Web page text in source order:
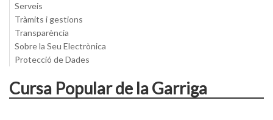
Serveis
Tràmits i gestions
Transparència
Sobre la Seu Electrònica
Protecció de Dades
Cursa Popular de la Garriga